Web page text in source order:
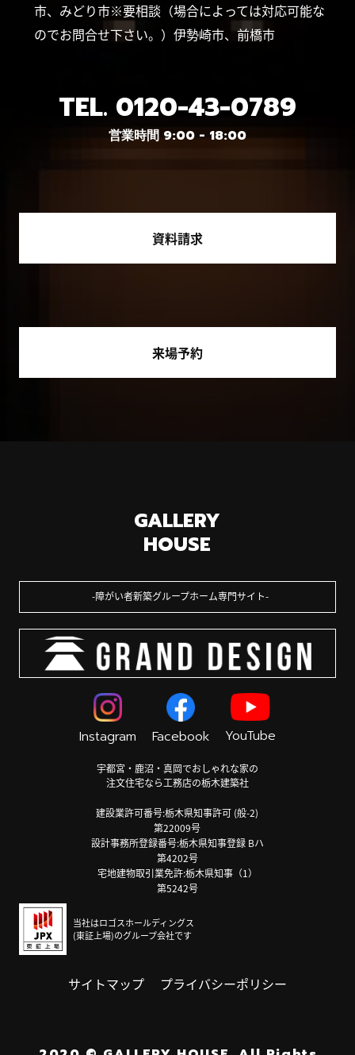
市、みどり市※要相談（場合によっては対応可能な
のでお問合せ下さい。）伊勢崎市、前橋市
TEL. 0120-43-0789
営業時間 9:00 - 18:00
資料請求
来場予約
GALLERY
HOUSE
障がい者新築グループホーム専門サイト
Instagram Facebook YouTube
宇都宮・鹿沼・真岡でおしゃれな家の
注文住宅なら工務店の栃木建築社
建設業許可番号:栃木県知事許可 (般-2)
第22009号
設計事務所登録番号:栃木県知事登録 Bハ
第4202号
宅地建物取引業免許:栃木県知事（1）
第5242号
当社はロゴスホールディングス
(東証上場)のグループ会社です
サイトマップ プライバシーポリシー